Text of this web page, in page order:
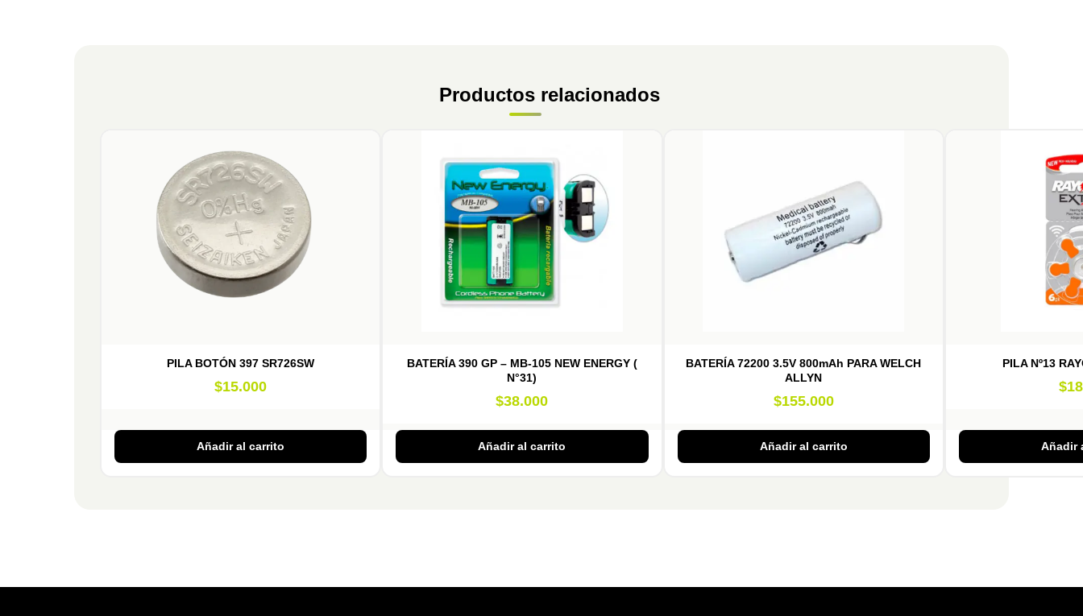
Productos relacionados
PILA BOTÓN 397 SR726SW
$15.000
Añadir al carrito
BATERÍA 390 GP – MB-105 NEW ENERGY (
N°31)
$38.000
Añadir al carrito
BATERÍA 72200 3.5V 800mAh PARA WELCH
ALLYN
$155.000
Añadir al carrito
PILA Nº13
$
Añadir